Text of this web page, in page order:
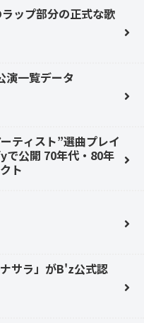
ップ部分の正式な歌
演一覧データ
ティスト”選曲プレイ
公開 70年代・80年
ト
ナサラ」がB'z公式認